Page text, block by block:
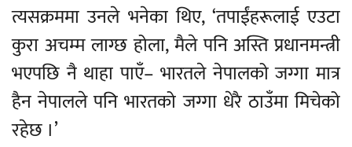
त्यसक्रममा उनले भनेका थिए, ‘तपाईंहरूलाई एउटा
कुरा अचम्म लाग्छ होला, मैले पनि अस्ति प्रधानमन्त्री
भएपछि नै थाहा पाएँ– भारतले नेपालको जग्गा मात्र
हैन नेपालले पनि भारतको जग्गा धेरै ठाउँमा मिचेको
रहेछ ।’